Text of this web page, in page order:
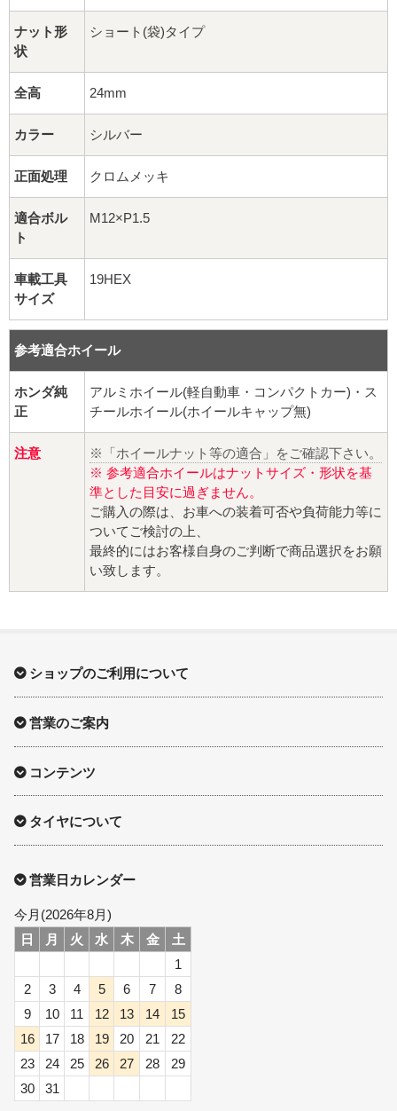
18インチ：夏タイヤホイール
20インチ：夏タイヤホイール
ホイールナット
平面座ナット
ショート平面ナット
球面座ナット
ロング球面ナット
ショート球面ナット
貫通ナット
袋ナット
ロング袋ナット
ショート袋ナット
持ち込み交換工賃
ナット形
状
ショート(袋)タイプ
全高 24mm
カラー シルバー
正面処理 クロムメッキ
適合ボル
ト
M12×P1.5
車載工具
サイズ
19HEX
参考適合ホイール
ホンダ純
正
アルミホイール(軽自動車・コンパクトカー)・ス
チールホイール(ホイールキャップ無)
注意
※「ホイールナット等の適合」をご確認下さい。
※ 参考適合ホイールはナットサイズ・形状を基
準とした目安に過ぎません。
ご購入の際は、お車への装着可否や負荷能力等に
ついてご検討の上、
最終的にはお客様自身のご判断で商品選択をお願
い致します。
ショップのご利用について
営業のご案内
コンテンツ
タイヤについて
営業日カレンダー
今月(2026年8月)
日
月 火 水 木 金
土
1
2
3 4 5 6 7
8
9
10 11 12 13 14
15
16
17 18 19 20 21
22
23
24 25 26 27 28
29
30
31